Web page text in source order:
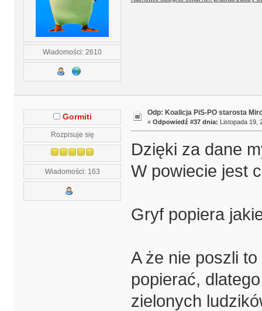
Wiadomości: 2610
Gormiti
Rozpisuje się
Wiadomości: 163
Odp: Koalicja PiS-PO starosta
« Odpowiedź #37 dnia: Listopada 19,
Dzięki za dane
W powiecie jest
Gryf popiera
A że nie poszli
popierać,
zielonych